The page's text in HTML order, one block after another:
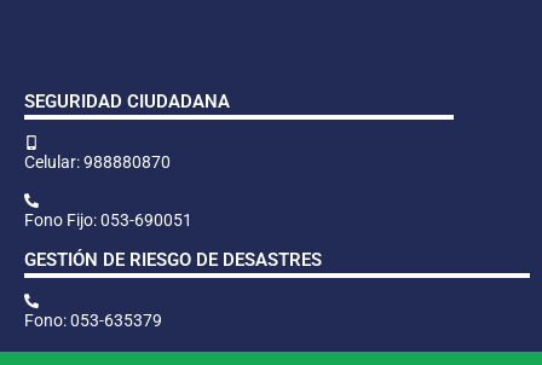
SEGURIDAD CIUDADANA
Celular: 988880870
Fono Fijo: 053-690051
GESTIÓN DE RIESGO DE DESASTRES
Fono: 053-635379